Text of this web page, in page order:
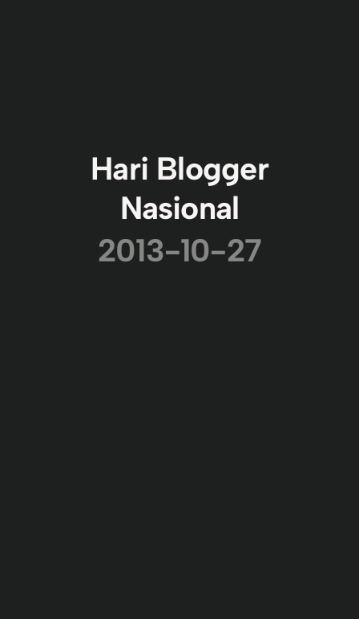
Hari Blogger
Nasional
2013-10-27